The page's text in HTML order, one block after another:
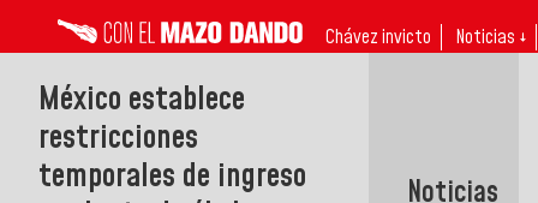
Chávez invicto Noticias ↓
México establece
restricciones
temporales de ingreso
Noticias